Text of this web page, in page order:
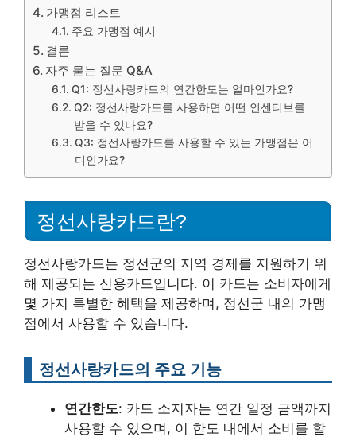
가맹점 리스트
주요 가맹점 예시
결론
자주 묻는 질문 Q&A
Q1: 정선사랑카드의 연간한도는 얼마인가요?
Q2: 정선사랑카드를 사용하면 어떤 인센티브를
받을 수 있나요?
Q3: 정선사랑카드를 사용할 수 있는 가맹점은 어
디인가요?
정선사랑카드란?
정선사랑카드는 정선군의 지역 경제를 지원하기 위
해 제공되는 신용카드입니다. 이 카드는 소비자에게
몇 가지 특별한 혜택을 제공하며, 정선군 내의 가맹
점에서 사용할 수 있습니다.
정선사랑카드의 주요 기능
연간한도: 카드 소지자는 연간 일정 금액까지
사용할 수 있으며, 이 한도 내에서 소비를 할